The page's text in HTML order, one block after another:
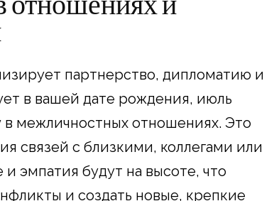
партнерство, дипломатию и
в вашей дате рождения, июль
межличностных отношениях. Это
связей с близкими, коллегами или
эмпатия будут на высоте, что
и создать новые, крепкие